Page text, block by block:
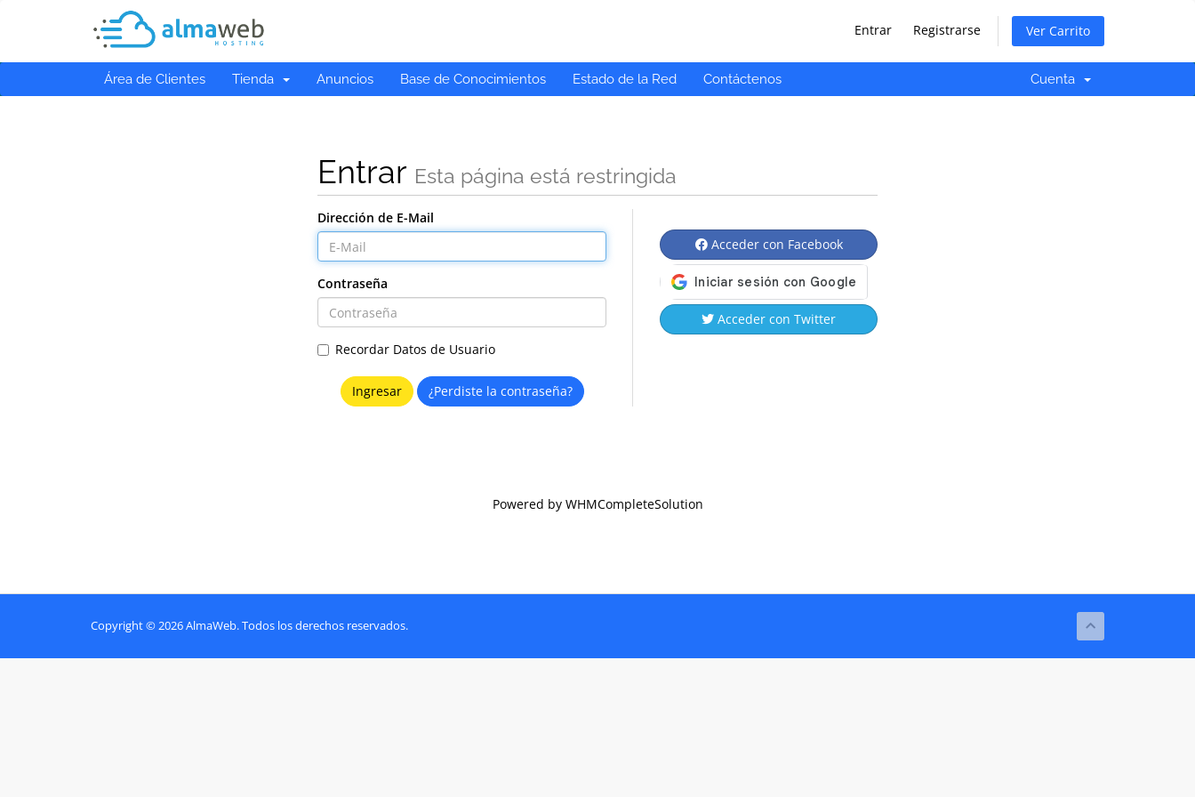
Entrar Registrarse Ver Carrito
Área de Clientes Tienda Anuncios Base de Conocimientos Estado de la Red Contáctenos Cuenta
Entrar Esta página está restringida
Dirección de E-Mail
Contraseña
Recordar Datos de Usuario
¿Perdiste la contraseña?
Acceder con Facebook
Acceder con Twitter
Powered by WHMCompleteSolution
Copyright © 2026 AlmaWeb. Todos los derechos reservados.